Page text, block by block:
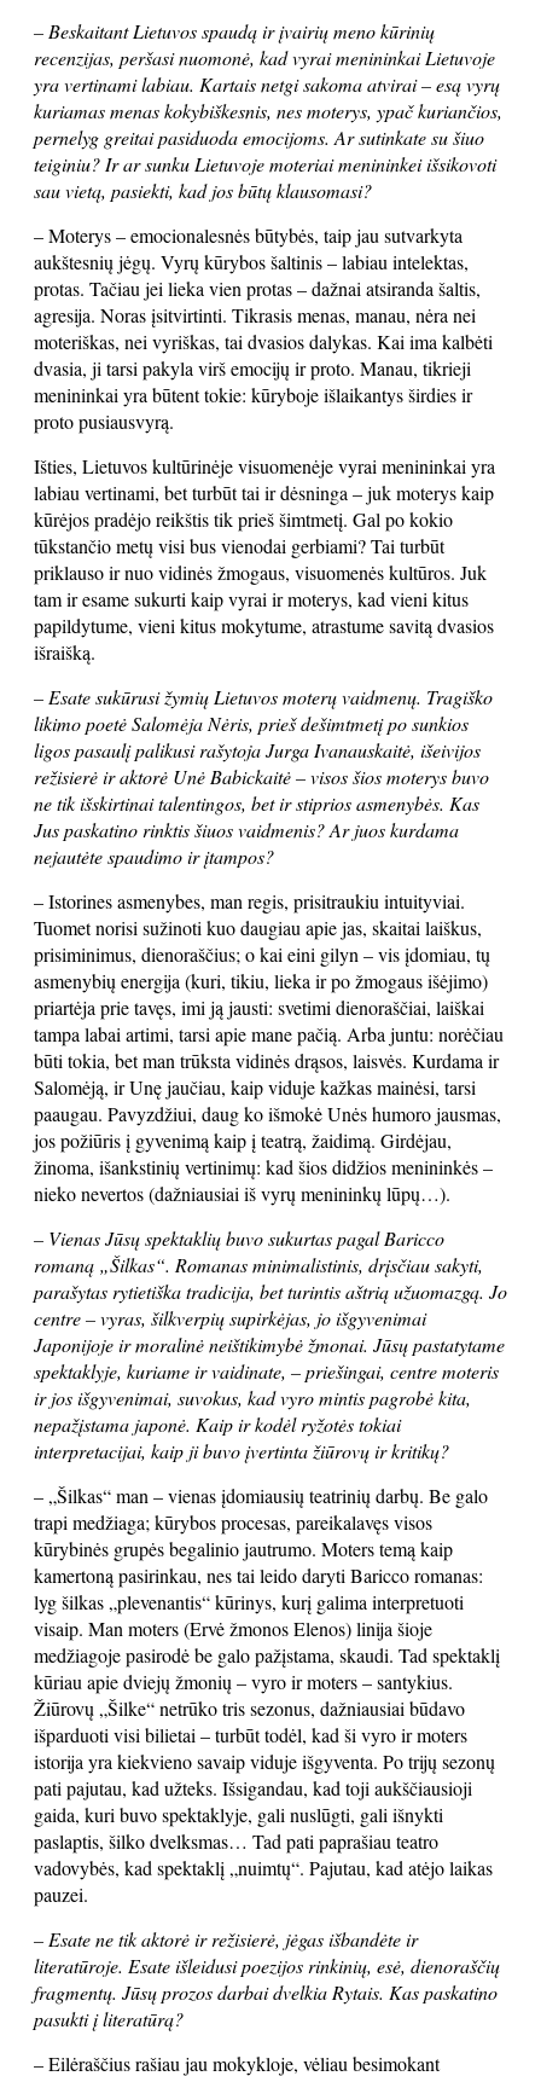
– Beskaitant Lietuvos spaudą ir įvairių meno kūrinių
recenzijas, peršasi nuomonė, kad vyrai menininkai Lietuvoje
yra vertinami labiau. Kartais netgi sakoma atvirai – esą vyrų
kuriamas menas kokybiškesnis, nes moterys, ypač kuriančios,
pernelyg greitai pasiduoda emocijoms. Ar sutinkate su šiuo
teiginiu? Ir ar sunku Lietuvoje moteriai menininkei išsikovoti
sau vietą, pasiekti, kad jos būtų klausomasi?
– Moterys – emocionalesnės būtybės, taip jau sutvarkyta
aukštesnių jėgų. Vyrų kūrybos šaltinis – labiau intelektas,
protas. Tačiau jei lieka vien protas – dažnai atsiranda šaltis,
agresija. Noras įsitvirtinti. Tikrasis menas, manau, nėra nei
moteriškas, nei vyriškas, tai dvasios dalykas. Kai ima kalbėti
dvasia, ji tarsi pakyla virš emocijų ir proto. Manau, tikrieji
menininkai yra būtent tokie: kūryboje išlaikantys širdies ir
proto pusiausvyrą.
Išties, Lietuvos kultūrinėje visuomenėje vyrai menininkai yra
labiau vertinami, bet turbūt tai ir dėsninga – juk moterys kaip
kūrėjos pradėjo reikštis tik prieš šimtmetį. Gal po kokio
tūkstančio metų visi bus vienodai gerbiami? Tai turbūt
priklauso ir nuo vidinės žmogaus, visuomenės kultūros. Juk
tam ir esame sukurti kaip vyrai ir moterys, kad vieni kitus
papildytume, vieni kitus mokytume, atrastume savitą dvasios
išraišką.
– Esate sukūrusi žymių Lietuvos moterų vaidmenų. Tragiško
likimo poetė Salomėja Nėris, prieš dešimtmetį po sunkios
ligos pasaulį palikusi rašytoja Jurga Ivanauskaitė, išeivijos
režisierė ir aktorė Unė Babickaitė – visos šios moterys buvo
ne tik išskirtinai talentingos, bet ir stiprios asmenybės. Kas
Jus paskatino rinktis šiuos vaidmenis? Ar juos kurdama
nejautėte spaudimo ir įtampos?
– Istorines asmenybes, man regis, prisitraukiu intuityviai.
Tuomet norisi sužinoti kuo daugiau apie jas, skaitai laiškus,
prisiminimus, dienoraščius; o kai eini gilyn – vis įdomiau, tų
asmenybių energija (kuri, tikiu, lieka ir po žmogaus išėjimo)
priartėja prie tavęs, imi ją jausti: svetimi dienoraščiai, laiškai
tampa labai artimi, tarsi apie mane pačią. Arba juntu: norėčiau
būti tokia, bet man trūksta vidinės drąsos, laisvės. Kurdama ir
Salomėją, ir Unę jaučiau, kaip viduje kažkas mainėsi, tarsi
paaugau. Pavyzdžiui, daug ko išmokė Unės humoro jausmas,
jos požiūris į gyvenimą kaip į teatrą, žaidimą. Girdėjau,
žinoma, išankstinių vertinimų: kad šios didžios menininkės –
nieko nevertos (dažniausiai iš vyrų menininkų lūpų…).
– Vienas Jūsų spektaklių buvo sukurtas pagal Baricco
romaną „Šilkas“. Romanas minimalistinis, drįsčiau sakyti,
parašytas rytietiška tradicija, bet turintis aštrią užuomazgą. Jo
centre – vyras, šilkverpių supirkėjas, jo išgyvenimai
Japonijoje ir moralinė neištikimybė žmonai. Jūsų pastatytame
spektaklyje, kuriame ir vaidinate, – priešingai, centre moteris
ir jos išgyvenimai, suvokus, kad vyro mintis pagrobė kita,
nepažįstama japonė. Kaip ir kodėl ryžotės tokiai
interpretacijai, kaip ji buvo įvertinta žiūrovų ir kritikų?
– „Šilkas“ man – vienas įdomiausių teatrinių darbų. Be galo
trapi medžiaga; kūrybos procesas, pareikalavęs visos
kūrybinės grupės begalinio jautrumo. Moters temą kaip
kamertoną pasirinkau, nes tai leido daryti Baricco romanas:
lyg šilkas „plevenantis“ kūrinys, kurį galima interpretuoti
visaip. Man moters (Ervė žmonos Elenos) linija šioje
medžiagoje pasirodė be galo pažįstama, skaudi. Tad spektaklį
kūriau apie dviejų žmonių – vyro ir moters – santykius.
Žiūrovų „Šilke“ netrūko tris sezonus, dažniausiai būdavo
išparduoti visi bilietai – turbūt todėl, kad ši vyro ir moters
istorija yra kiekvieno savaip viduje išgyventa. Po trijų sezonų
pati pajutau, kad užteks. Išsigandau, kad toji aukščiausioji
gaida, kuri buvo spektaklyje, gali nuslūgti, gali išnykti
paslaptis, šilko dvelksmas… Tad pati paprašiau teatro
vadovybės, kad spektaklį „nuimtų“. Pajutau, kad atėjo laikas
pauzei.
– Esate ne tik aktorė ir režisierė, jėgas išbandėte ir
literatūroje. Esate išleidusi poezijos rinkinių, esė, dienoraščių
fragmentų. Jūsų prozos darbai dvelkia Rytais. Kas paskatino
pasukti į literatūrą?
– Eilėraščius rašiau jau mokykloje, vėliau besimokant